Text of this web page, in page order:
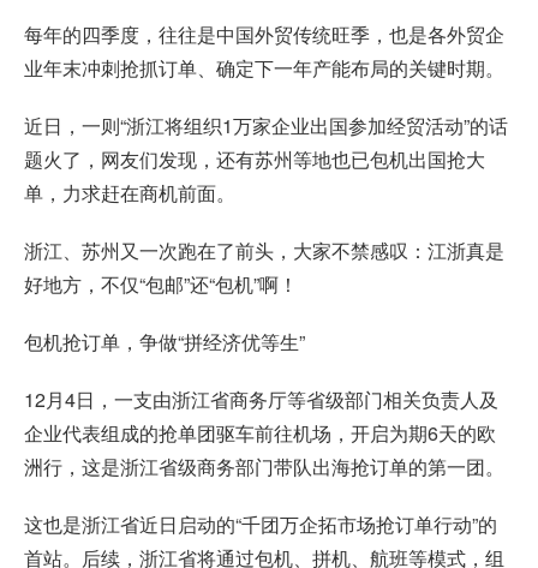
每年的四季度，往往是中国外贸传统旺季，也是各外贸企
业年末冲刺抢抓订单、确定下一年产能布局的关键时期。
近日，一则“浙江将组织1万家企业出国参加经贸活动”的话
题火了，网友们发现，还有苏州等地也已包机出国抢大
单，力求赶在商机前面。
浙江、苏州又一次跑在了前头，大家不禁感叹：江浙真是
好地方，不仅“包邮”还“包机”啊！
包机抢订单，争做“拼经济优等生”
12月4日，一支由浙江省商务厅等省级部门相关负责人及
企业代表组成的抢单团驱车前往机场，开启为期6天的欧
洲行，这是浙江省级商务部门带队出海抢订单的第一团。
这也是浙江省近日启动的“千团万企拓市场抢订单行动”的
首站。后续，浙江省将通过包机、拼机、航班等模式，组